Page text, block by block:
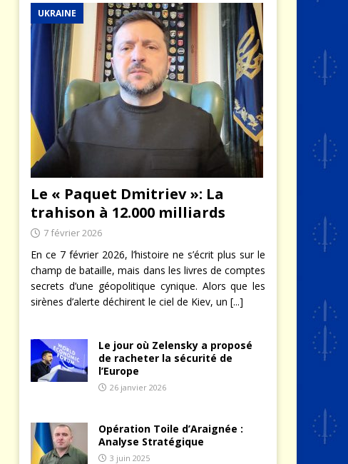
UKRAINE
Le « Paquet Dmitriev »: La
trahison à 12.000 milliards
7 février 2026
En ce 7 février 2026, l’histoire ne s’écrit plus sur le
champ de bataille, mais dans les livres de comptes
secrets d’une géopolitique cynique. Alors que les
sirènes d’alerte déchirent le ciel de Kiev, un [...]
Le jour où Zelensky a proposé
de racheter la sécurité de
l’Europe
26 janvier 2026
Opération Toile d’Araignée :
Analyse Stratégique
3 juin 2025